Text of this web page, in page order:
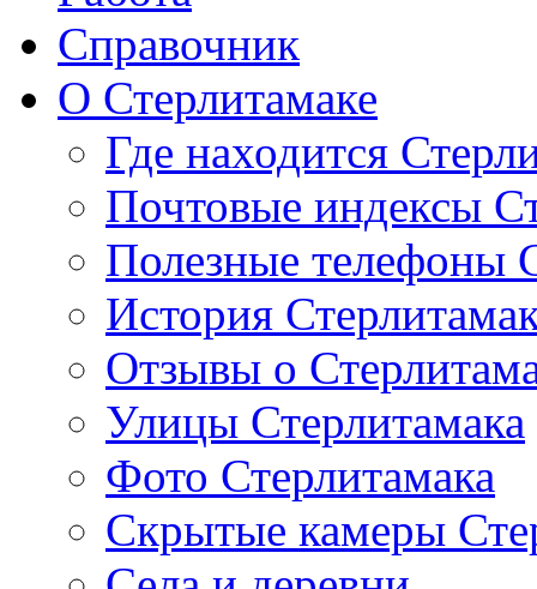
Справочник
О Стерлитамаке
Где находится
Почтовые индексы
Полезные телефоны
История
Отзывы о
Улицы Стерлитамака
Фото Стерлитамака
Скрытые камеры